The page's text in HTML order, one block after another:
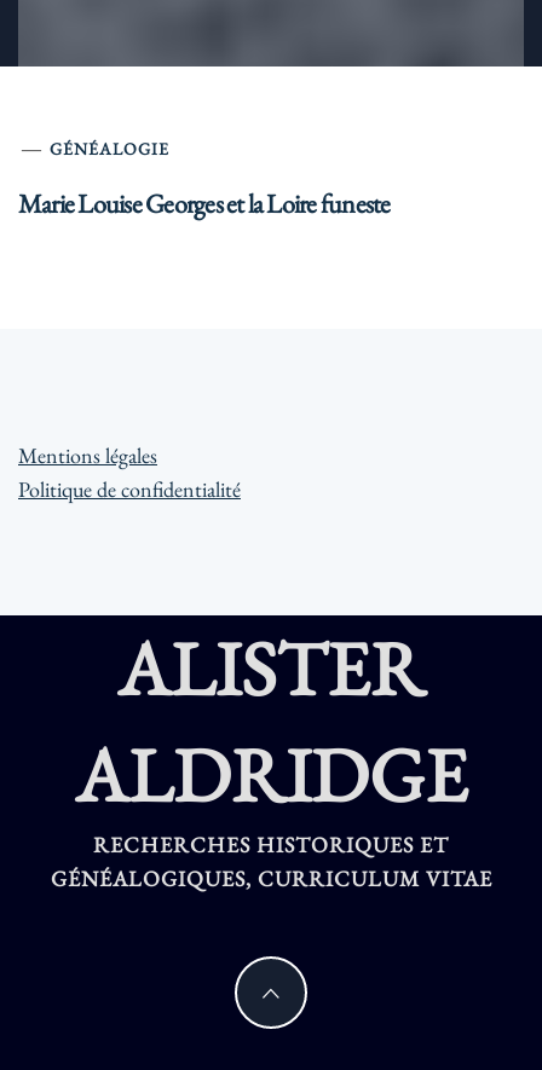
GÉNÉALOGIE
Marie Louise Georges et la Loire funeste
Mentions légales
Politique de confidentialité
ALISTER
ALDRIDGE
RECHERCHES HISTORIQUES ET
GÉNÉALOGIQUES, CURRICULUM VITAE